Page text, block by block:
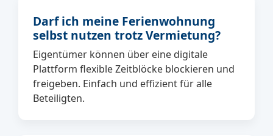
Darf ich meine Ferienwohnung
selbst nutzen trotz Vermietung?
Eigentümer können über eine digitale
Plattform flexible Zeitblöcke blockieren und
freigeben. Einfach und effizient für alle
Beteiligten.